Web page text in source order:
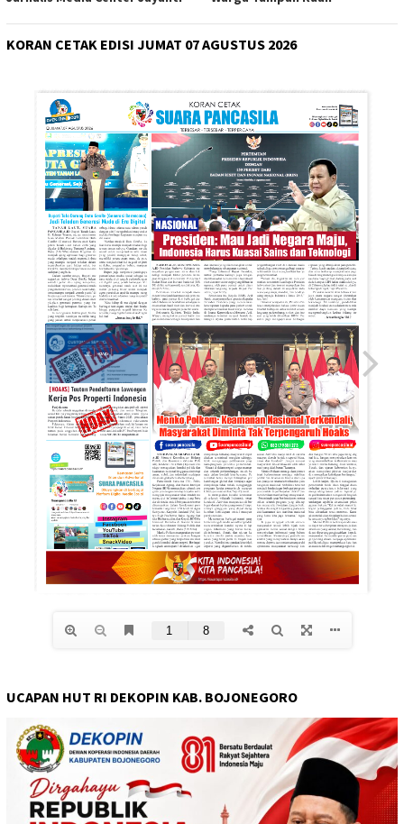
KORAN CETAK EDISI JUMAT 07 AGUSTUS 2026
UCAPAN HUT RI DEKOPIN KAB. BOJONEGORO